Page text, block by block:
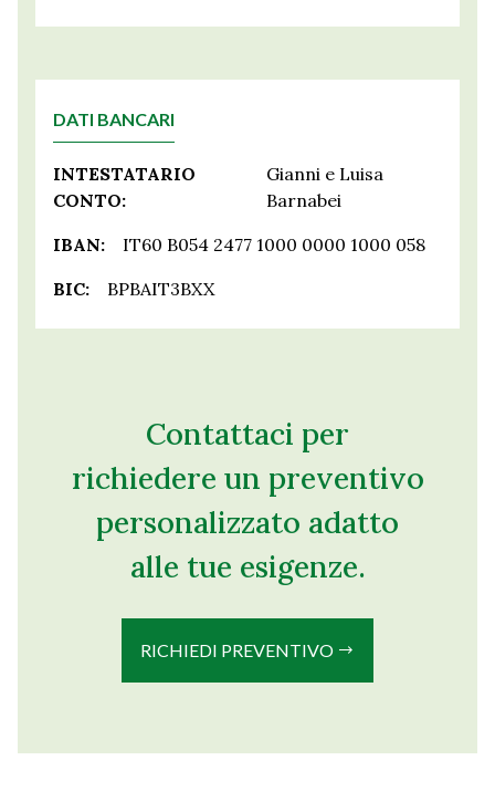
DATI BANCARI
INTESTATARIO
CONTO:
Gianni e Luisa
Barnabei
IBAN:
IT60 B054 2477 1000 0000 1000 058
BIC:
BPBAIT3BXX
Contattaci per
richiedere un preventivo
personalizzato adatto
alle tue esigenze.
RICHIEDI PREVENTIVO